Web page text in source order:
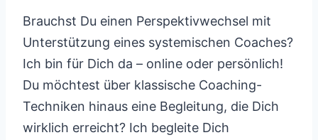
Brauchst Du einen Perspektivwechsel mit
Unterstützung eines systemischen Coaches?
Ich bin für Dich da – online oder persönlich!
Du möchtest über klassische Coaching-
Techniken hinaus eine Begleitung, die Dich
wirklich erreicht? Ich begleite Dich